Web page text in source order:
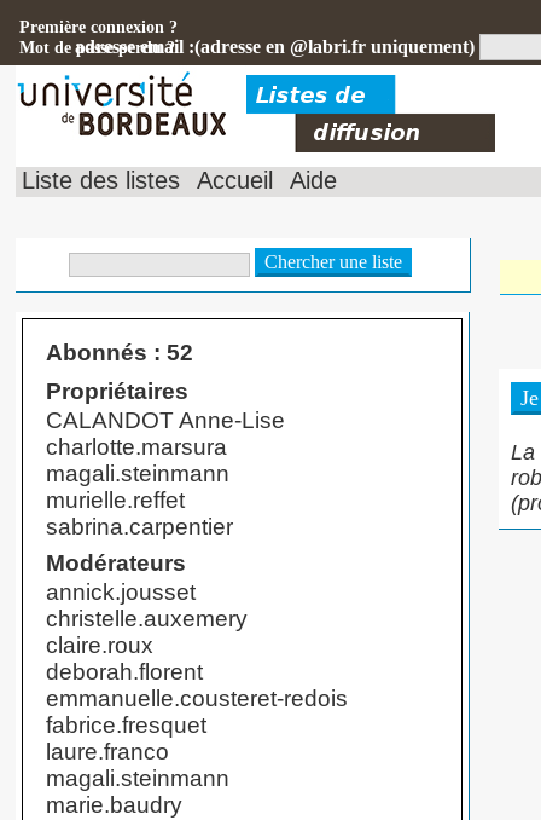
adresse email :(adresse en @labri.fr uniquement)
Première connexion ?
Mot de passe perdu ?
Liste des listes Accueil Aide
Abonnés : 52
Propriétaires
CALANDOT Anne-Lise
charlotte.marsura
magali.steinmann
murielle.reffet
sabrina.carpentier
Modérateurs
annick.jousset
christelle.auxemery
claire.roux
deborah.florent
emmanuelle.cousteret-redois
fabrice.fresquet
laure.franco
magali.steinmann
marie.baudry
La